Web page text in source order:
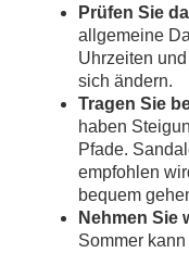
Prüfen Sie
allgemeine
Uhrzeiten
sich ändern.
Tragen Sie
haben
Pfade.
empfohlen
bequem
Nehmen Sie
Sommer